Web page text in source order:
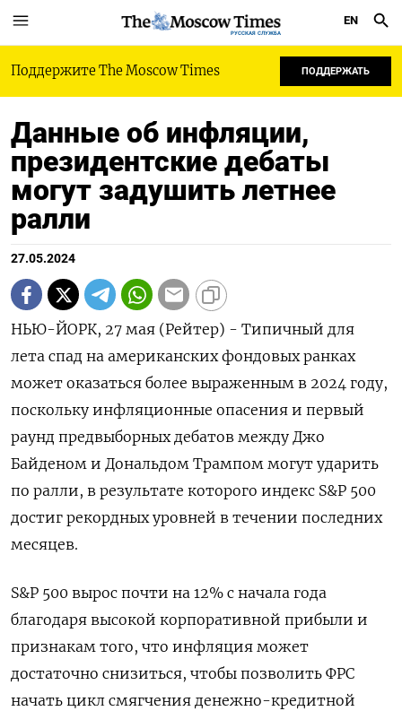
РУССКАЯ СЛУЖБА
EN
Поддержите The Moscow Times ПОДДЕРЖАТЬ
Данные об инфляции,
президентские дебаты
могут задушить летнее
ралли
27.05.2024
НЬЮ-ЙОРК, 27 мая (Рейтер) - Типичный для
лета спад на американских фондовых ранках
может оказаться более выраженным в 2024 году,
поскольку инфляционные опасения и первый
раунд предвыборных дебатов между Джо
Байденом и Дональдом Трампом могут ударить
по ралли, в результате которого индекс S&P 500
достиг рекордных уровней в течении последних
месяцев.
S&P 500 вырос почти на 12% с начала года
благодаря высокой корпоративной прибыли и
признакам того, что инфляция может
достаточно снизиться, чтобы позволить ФРС
начать цикл смягчения денежно-кредитной